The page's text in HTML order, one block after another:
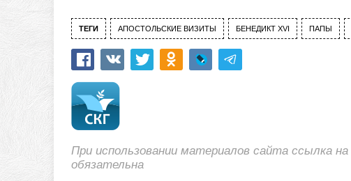
ТЕГИ АПОСТОЛЬСКИЕ ВИЗИТЫ БЕНЕДИКТ XVI ПАПЫ
При использовании материалов сайта ссылка на
обязательна